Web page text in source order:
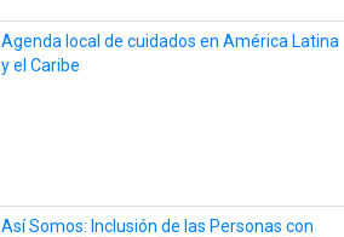
Agenda local de cuidados en América Latina
y el Caribe
Así Somos: Inclusión de las Personas con